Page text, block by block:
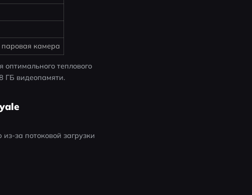
паровая камера
оптимального теплового
ГБ видеопамяти.
за потоковой загрузки